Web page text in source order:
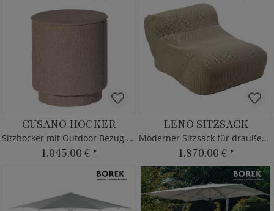
CUSANO HOCKER
Sitzhocker mit Outdoor Bezug - Borek
1.045,00 € *
LENO SITZSACK
Moderner Sitzsack für draußen in beige - Borek
1.870,00 € *